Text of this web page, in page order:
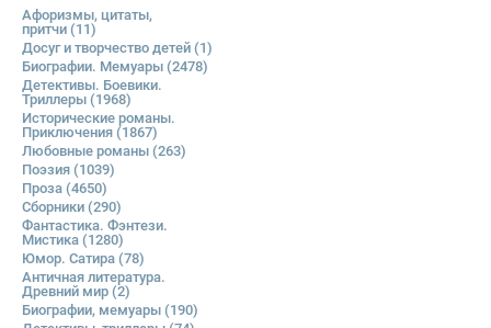
Афоризмы, цитаты,
притчи (11)
Досуг и творчество детей (1)
Биографии. Мемуары (2478)
Детективы. Боевики.
Триллеры (1968)
Исторические романы.
Приключения (1867)
Любовные романы (263)
Поэзия (1039)
Проза (4650)
Сборники (290)
Фантастика. Фэнтези.
Мистика (1280)
Юмор. Сатира (78)
Античная литература.
Древний мир (2)
Биографии, мемуары (190)